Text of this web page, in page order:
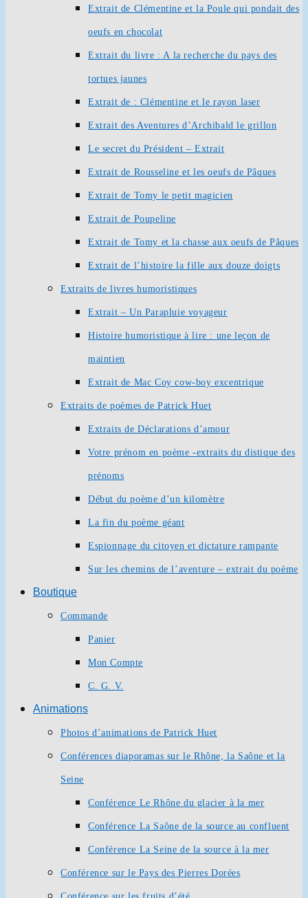
Extrait de Clémentine et la Poule qui pondait des
oeufs en chocolat
Extrait du livre : A la recherche du pays des
tortues jaunes
Extrait de : Clémentine et le rayon laser
Extrait des Aventures d’Archibald le grillon
Le secret du Président – Extrait
Extrait de Rousseline et les oeufs de Pâques
Extrait de Tomy le petit magicien
Extrait de Poupeline
Extrait de Tomy et la chasse aux oeufs de Pâques
Extrait de l’histoire la fille aux douze doigts
Extraits de livres humoristiques
Extrait – Un Parapluie voyageur
Histoire humoristique à lire : une leçon de
maintien
Extrait de Mac Coy cow-boy excentrique
Extraits de poèmes de Patrick Huet
Extraits de Déclarations d’amour
Votre prénom en poème -extraits du distique des
prénoms
Début du poème d’un kilomètre
La fin du poème géant
Espionnage du citoyen et dictature rampante
Sur les chemins de l’aventure – extrait du poème
Boutique
Commande
Panier
Mon Compte
C. G. V.
Animations
Photos d’animations de Patrick Huet
Conférences diaporamas sur le Rhône, la Saône et la
Seine
Conférence Le Rhône du glacier à la mer
Conférence La Saône de la source au confluent
Conférence La Seine de la source à la mer
Conférence sur le Pays des Pierres Dorées